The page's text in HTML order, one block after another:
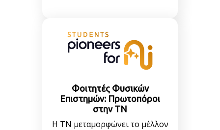
Φοιτητές Φυσικών
Επιστημών: Πρωτοπόροι
στην ΤΝ
Η ΤΝ μεταμορφώνει το μέλλον